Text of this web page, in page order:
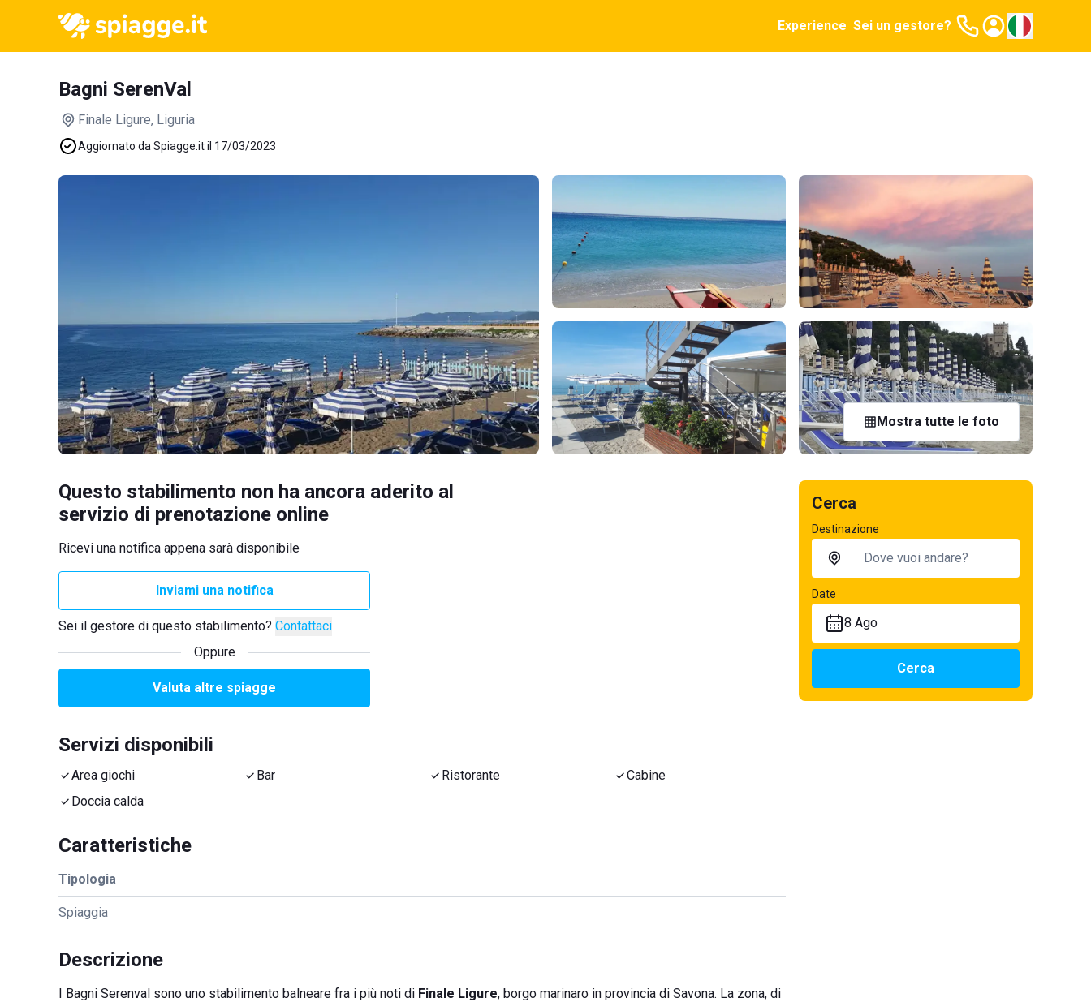
Experience Sei un gestore?
Bagni SerenVal
Finale Ligure, Liguria
Aggiornato da Spiagge.it il 17/03/2023
Mostra tutte le foto
Questo stabilimento non ha ancora aderito al
servizio di prenotazione online
Ricevi una notifica appena sarà disponibile
Inviami una notifica
Sei il gestore di questo stabilimento? Contattaci
Oppure
Valuta altre spiagge
Servizi disponibili
Area giochi Bar Ristorante
Cabine
Doccia calda
Caratteristiche
Tipologia
Spiaggia
Descrizione
I Bagni Serenval sono uno stabilimento balneare fra i più noti di Finale Ligure, borgo marinaro in provincia di Savona. La zona, di
Cerca
Destinazione
Date
8 Ago
Cerca